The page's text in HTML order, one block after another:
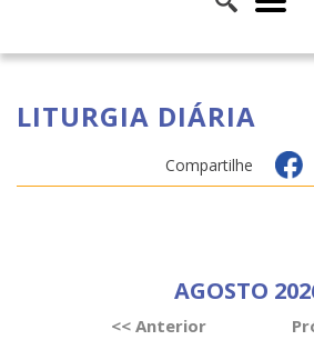
LITURGIA DIÁRIA
Compartilhe